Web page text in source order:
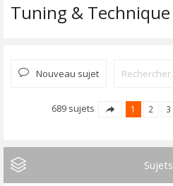
Tuning & Technique
Nouveau sujet
689 sujets 1 2 3
Sujets